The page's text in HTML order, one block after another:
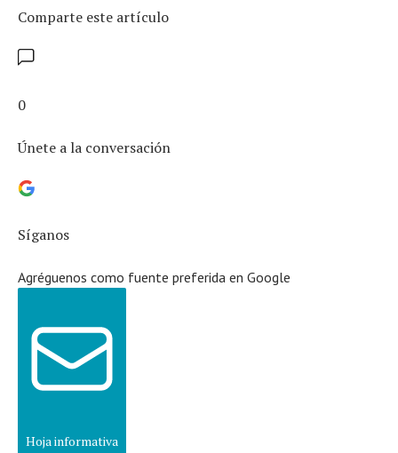
Comparte este artículo
0
Únete a la conversación
Síganos
Agréguenos como fuente preferida en Google
Hoja informativa